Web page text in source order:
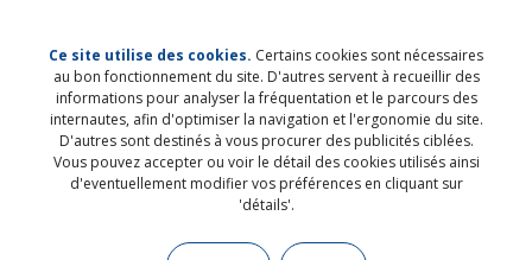
SUIVEZ-NOUS SUR LES RÉSEAUX
SOCIAUX
Ce site utilise des cookies. Certains cookies sont nécessaires
au bon fonctionnement du site. D'autres servent à recueillir des
informations pour analyser la fréquentation et le parcours des
internautes, afin d'optimiser la navigation et l'ergonomie du site.
D'autres sont destinés à vous procurer des publicités ciblées.
Vous pouvez accepter ou voir le détail des cookies utilisés ainsi
d'eventuellement modifier vos préférences en cliquant sur
'détails'.